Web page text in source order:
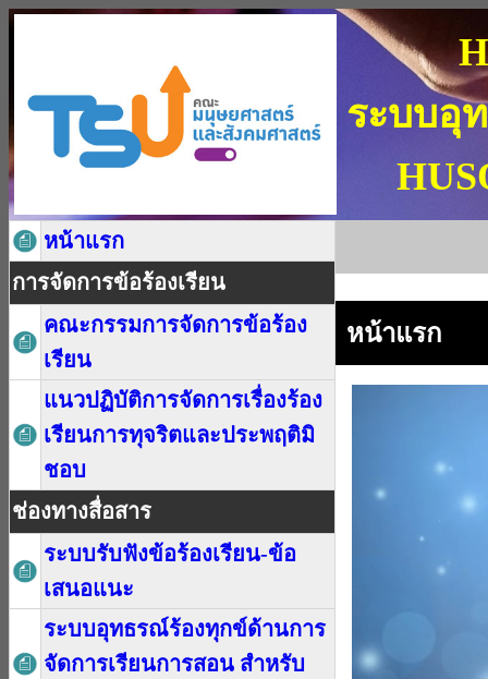
ระบบอุ
หน้าแรก
การจัดการข้อร้องเรียน
คณะกรรมการจัดการข้อร้อง
เรียน
แนวปฏิบัติการจัดการเรื่องร้อง
เรียนการทุจริตและประพฤติมิ
ชอบ
ช่องทางสื่อสาร
ระบบรับฟังข้อร้องเรียน-ข้อ
เสนอแนะ
ระบบอุทธรณ์ร้องทุกข์ด้านการ
จัดการเรียนการสอน สำหรับ
หน้าแรก